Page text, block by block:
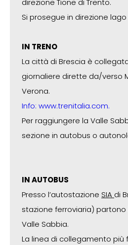
direzione Tione di Trento.
Si prosegue in direzione lago
IN TRENO
La città di Brescia è
giornaliere dirette da/verso
Verona.
Info: www.trenitalia.com.
Per raggiungere la Valle
sezione in autobus o
IN AUTOBUS
Presso l’autostazione SIA di
stazione ferroviaria) partono
Valle Sabbia.
La linea di collegamento più